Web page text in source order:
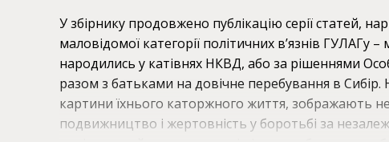
У збірнику продовжено публікацію серії статей,
маловідомої категорії політичних в’язнів ГУЛАГу –
народились у катівнях НКВД, або за рішеннями
разом з батьками на довічне перебування в
картини їхнього каторжного життя, зображають
подвижництво і жертовність у боротьбі за